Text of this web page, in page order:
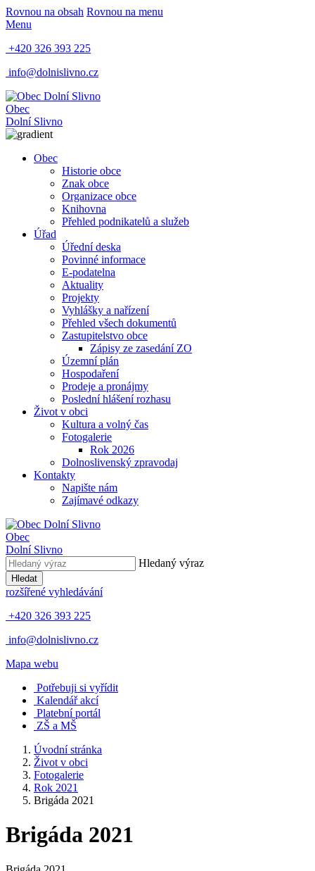
Rovnou na obsah Rovnou na menu
Menu
+420 326 393 225
info@dolnislivno.cz
Obec
Dolní Slivno
Obec
Historie obce
Znak obce
Organizace obce
Knihovna
Přehled podnikatelů a služeb
Úřad
Úřední deska
Povinné informace
E-podatelna
Aktuality
Projekty
Vyhlášky a nařízení
Přehled všech dokumentů
Zastupitelstvo obce
Zápisy ze zasedání ZO
Územní plán
Hospodaření
Prodeje a pronájmy
Poslední hlášení rozhasu
Život v obci
Kultura a volný čas
Fotogalerie
Rok 2026
Dolnoslivenský zpravodaj
Kontakty
Napište nám
Zajímavé odkazy
Obec
Dolní Slivno
Hledaný výraz
Hledat
rozšířené vyhledávání
+420 326 393 225
info@dolnislivno.cz
Mapa webu
Potřebuji si vyřídit
Kalendář akcí
Platební portál
ZŠ a MŠ
Úvodní stránka
Život v obci
Fotogalerie
Rok 2021
Brigáda 2021
Brigáda 2021